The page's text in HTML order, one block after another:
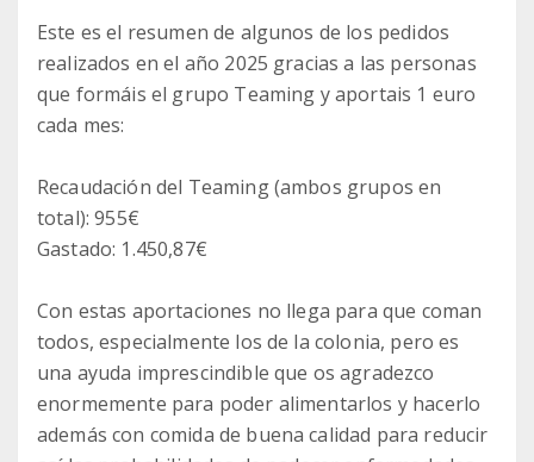
Este es el resumen de algunos de los pedidos
realizados en el año 2025 gracias a las personas
que formáis el grupo Teaming y aportais 1 euro
cada mes:
Recaudación del Teaming (ambos grupos en
total): 955€
Gastado: 1.450,87€
Con estas aportaciones no llega para que coman
todos, especialmente los de la colonia, pero es
una ayuda imprescindible que os agradezco
enormemente para poder alimentarlos y hacerlo
además con comida de buena calidad para reducir